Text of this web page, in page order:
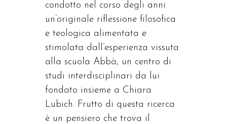
condotto nel corso degli anni
un’originale riflessione filosofica
e teologica alimentata e
stimolata dall’esperienza vissuta
alla scuola Abbà, un centro di
studi interdisciplinari da lui
fondato insieme a Chiara
Lubich. Frutto di questa ricerca
è un pensiero che trova il